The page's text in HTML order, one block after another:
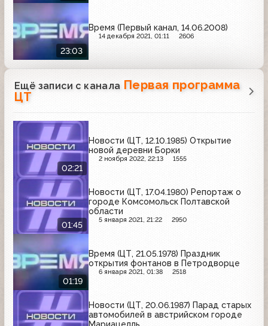
23:03
Время (Первый канал, 14.06.2008)
14 декабря 2021, 01:11 2606
Ещё записи с канала Первая программа
ЦТ
02:21
Новости (ЦТ, 12.10.1985) Открытие
новой деревни Борки
2 ноября 2022, 22:13 1555
01:45
Новости (ЦТ, 17.04.1980) Репортаж о
городе Комсомольск Полтавской
области
5 января 2021, 21:22 2950
01:19
Время (ЦТ, 21.05.1978) Праздник
открытия фонтанов в Петродворце
6 января 2021, 01:38 2518
Новости (ЦТ, 20.06.1987) Парад старых
автомобилей в австрийском городе